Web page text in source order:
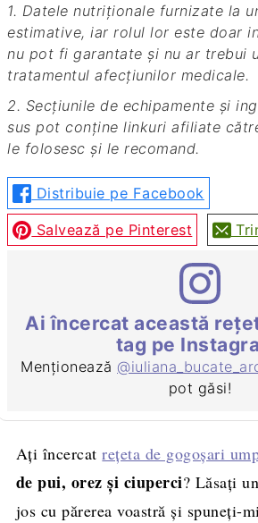
1. Datele nutriționale furnizate la unele rețete sunt
estimative, iar rolul lor este doar
nu pot fi garantate și nu ar trebui
tratamentul afecțiunilor medicale.
2. Secțiunile de echipamente și ingrediente de mai
sus pot conține linkuri afiliate
le folosesc și le recomand.
Distribuie pe Facebook
Salvează pe Pinterest
Ai încercat această
tag pe
Menționează
pot găsi!
Ați încercatrețeta de gogoșari
de pui, orez și ciuperci? Lăsați
jos cu părerea voastră și spuneți-